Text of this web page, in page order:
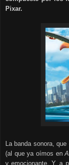
Pixar.
La banda sonora,
(al que ya oímos en
y emocionante. Y, a